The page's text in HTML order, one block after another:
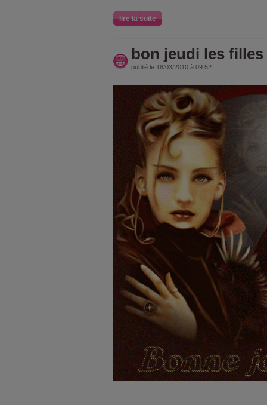
lire la suite
bon jeudi les filles
publié le 18/03/2010 à 09:52